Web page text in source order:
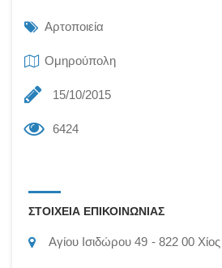
Αρτοποιεία
Ομηρούπολη
15/10/2015
6424
ΣΤΟΙΧΕΙΑ ΕΠΙΚΟΙΝΩΝΙΑΣ
Αγίου Ισιδώρου 49 822 00 Χίος